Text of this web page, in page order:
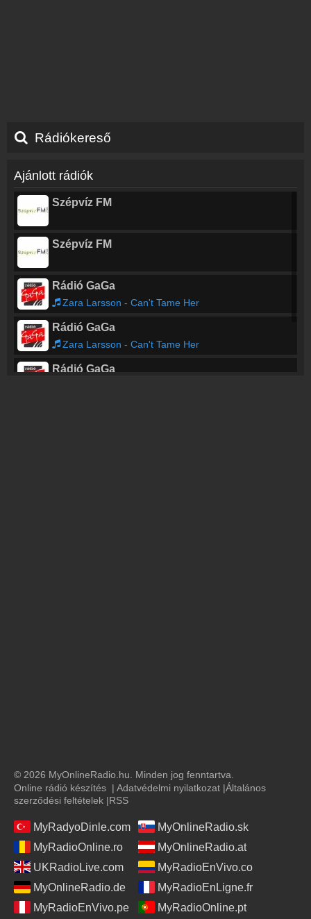
Rádiókereső
Ajánlott rádiók
Szépvíz FM
Szépvíz FM
Rádió GaGa
Zara Larsson - Can't Tame Her
Rádió GaGa
Zara Larsson - Can't Tame Her
Rádió GaGa
© 2026 MyOnlineRadio.hu. Minden jog fenntartva.
Online rádió készítés | Adatvédelmi nyilatkozat |Általános
szerződési feltételek |RSS
MyRadyoDinle.com
MyOnlineRadio.sk
MyRadioOnline.ro
MyOnlineRadio.at
UKRadioLive.com
MyRadioEnVivo.co
MyOnlineRadio.de
MyRadioEnLigne.fr
MyRadioEnVivo.pe
MyRadioOnline.pt